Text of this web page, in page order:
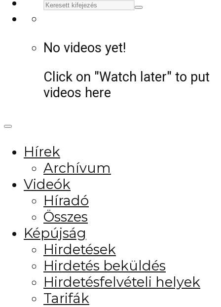
No videos yet!
Click on "Watch later" to put
videos here
Hírek
Archívum
Videók
Híradó
Összes
Képújság
Hirdetések
Hirdetés beküldés
Hirdetésfelvételi helyek
Tarifák